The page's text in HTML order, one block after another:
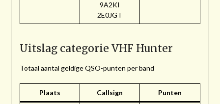
9A2KI
2E0JGT
Uitslag categorie VHF Hunter
Totaal aantal geldige QSO-punten per band
Plaats Callsign Punten